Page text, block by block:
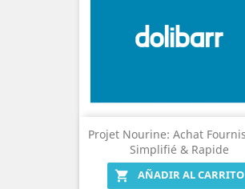
Projet Nourine: Achat
Simplifié & Rapide

AÑADIR AL CARRITO